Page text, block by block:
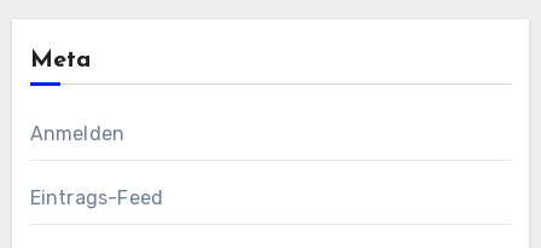
Meta
Anmelden
Eintrags-Feed